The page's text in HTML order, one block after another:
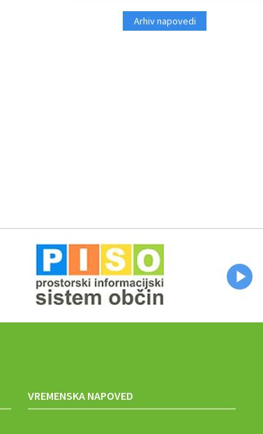
Arhiv napovedi
VREMENSKA NAPOVED